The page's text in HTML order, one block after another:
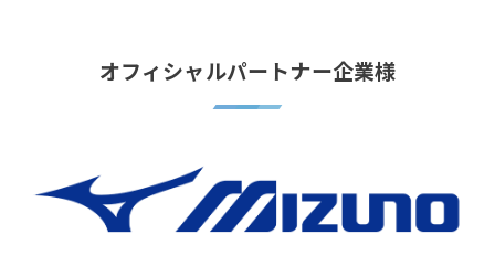
オフィシャルパートナー企業様